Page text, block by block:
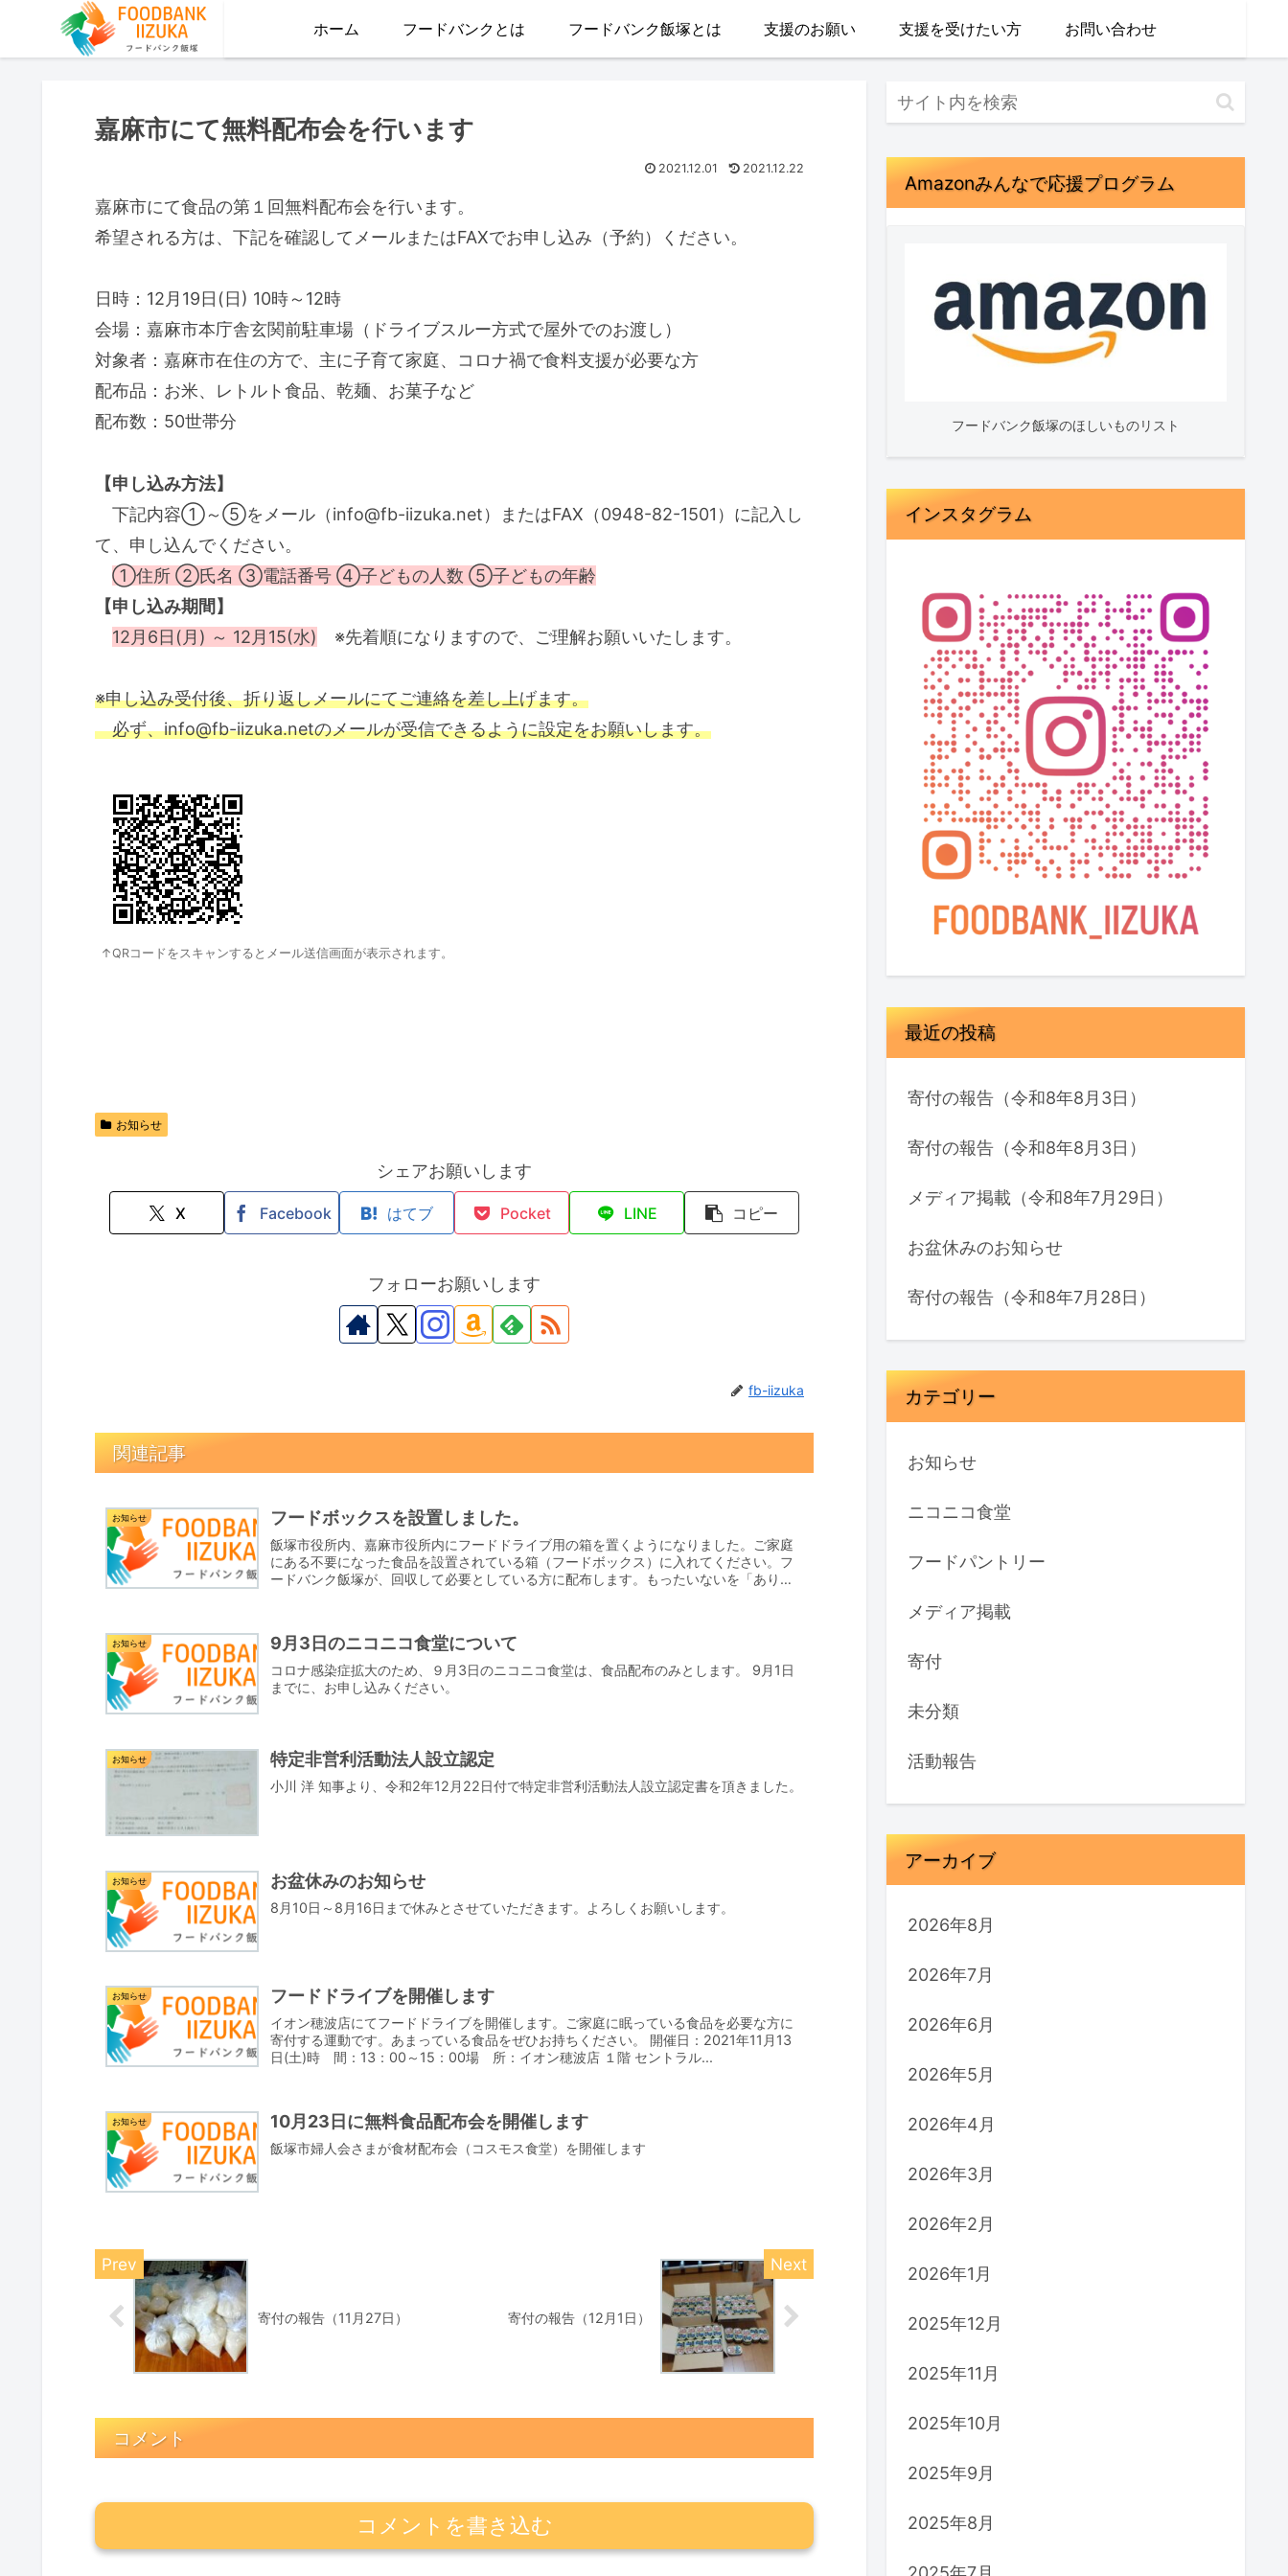
ホーム フードバンクとは フードバンク飯塚とは 支援のお願い 支援を受けたい方 お問い合わせ
嘉麻市にて無料配布会を行います
2021.12.01 2021.12.22
嘉麻市にて食品の第１回無料配布会を行います。
希望される方は、下記を確認してメールまたはFAXでお申し込み（予約）ください。
日時：12月19日(日) 10時～12時
会場：嘉麻市本庁舎玄関前駐車場（ドライブスルー方式で屋外でのお渡し）
対象者：嘉麻市在住の方で、主に子育て家庭、コロナ禍で食料支援が必要な方
配布品：お米、レトルト食品、乾麺、お菓子など
配布数：50世帯分
【申し込み方法】
下記内容①～⑤をメール（info@fb-iizuka.net）またはFAX（0948-82-1501）に記入し
て、申し込んでください。
①住所 ②氏名 ③電話番号 ④子どもの人数 ⑤子どもの年齢
【申し込み期間】
12月6日(月) ～ 12月15(水) ※先着順になりますので、ご理解お願いいたします。
※申し込み受付後、折り返しメールにてご連絡を差し上げます。
必ず、info@fb-iizuka.netのメールが受信できるように設定をお願いします。
↑QRコードをスキャンするとメール送信画面が表示されます。
お知らせ
シェアお願いします
X Facebook はてブ Pocket LINE コピー
フォローお願いします
fb-iizuka
関連記事
お知らせ フードボックスを設置しました。
飯塚市役所内、嘉麻市役所内にフードドライブ用の箱を置くようになりました。ご家庭
にある不要になった食品を設置されている箱（フードボックス）に入れてください。フ
ードバンク飯塚が、回収して必要としている方に配布します。もったいないを「ありが
お知らせ 9月3日のニコニコ食堂について
コロナ感染症拡大のため、９月3日のニコニコ食堂は、食品配布のみとします。 9月1日
までに、お申し込みください。
お知らせ 特定非営利活動法人設立認定
小川 洋 知事より、令和2年12月22日付で特定非営利活動法人設立認定書を頂きました。
お知らせ お盆休みのお知らせ
8月10日～8月16日まで休みとさせていただきます。よろしくお願いします。
お知らせ フードドライブを開催します
イオン穂波店にてフードドライブを開催します。ご家庭に眠っている食品を必要な方に
寄付する運動です。あまっている食品をぜひお持ちください。 開催日：2021年11月13
日(土)時 間：13：00～15：00場 所：イオン穂波店 １階 セントラル...
お知らせ 10月23日に無料食品配布会を開催します
飯塚市婦人会さまが食材配布会（コスモス食堂）を開催します
寄付の報告（11月27日） 寄付の報告（12月1日）
コメント
コメントを書き込む
Amazonみんなで応援プログラム
フードバンク飯塚のほしいものリスト
インスタグラム
最近の投稿
寄付の報告（令和8年8月3日）
寄付の報告（令和8年8月3日）
メディア掲載（令和8年7月29日）
お盆休みのお知らせ
寄付の報告（令和8年7月28日）
カテゴリー
お知らせ
ニコニコ食堂
フードパントリー
メディア掲載
寄付
未分類
活動報告
アーカイブ
2026年8月
2026年7月
2026年6月
2026年5月
2026年4月
2026年3月
2026年2月
2026年1月
2025年12月
2025年11月
2025年10月
2025年9月
2025年8月